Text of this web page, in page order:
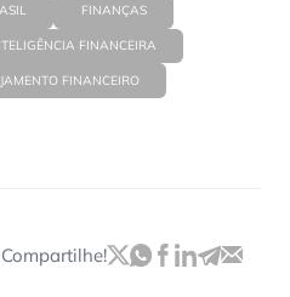
FINANÇAS
FINANCEIRA
FINANCEIRO